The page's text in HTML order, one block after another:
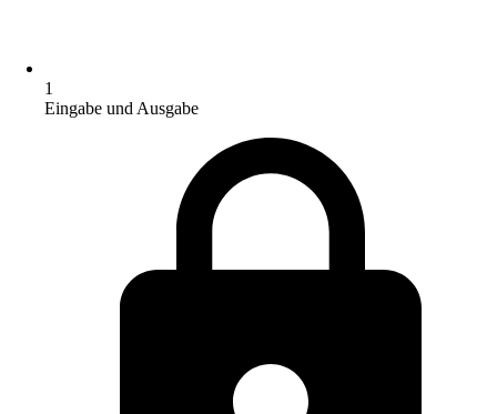
1
Eingabe und Ausgabe